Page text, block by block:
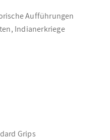
Aufführungen
Indianerkriege
Grips